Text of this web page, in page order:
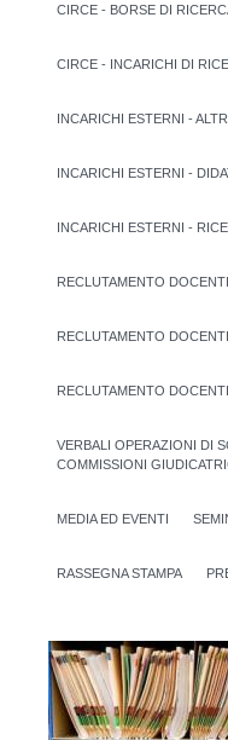
CIRCE - BORSE DI
CIRCE - INCARICHI DI
INCARICHI ESTERNI -
INCARICHI ESTERNI -
INCARICHI ESTERNI -
RECLUTAMENTO
RECLUTAMENTO
RECLUTAMENTO
VERBALI OPERAZIONI DI
COMMISSIONI
MEDIA ED EVENTI
RASSEGNA STAMPA